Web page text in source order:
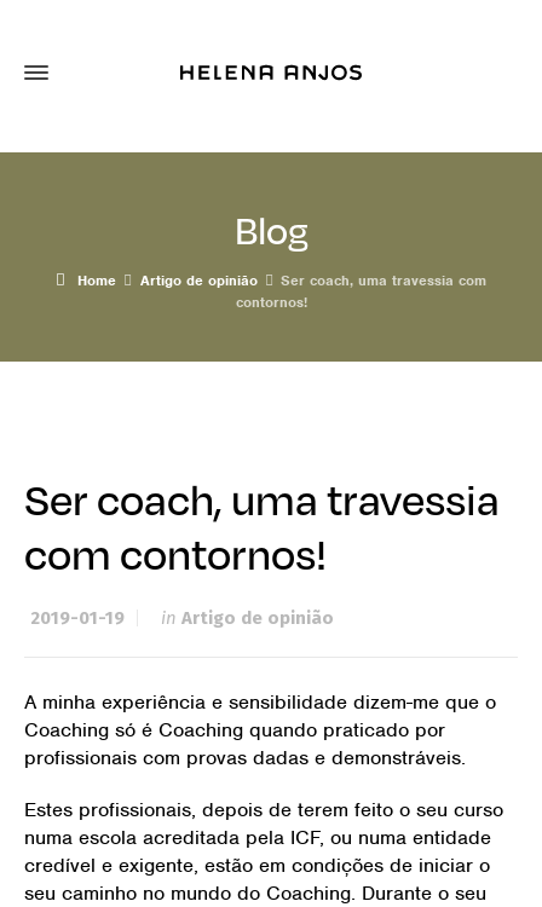
Blog
Home Artigo de opinião
Ser coach, uma travessia com
contornos!
Ser coach, uma travessia
com contornos!
2019-01-19 in Artigo de opinião
A minha experiência e sensibilidade dizem-me que o
Coaching só é Coaching quando praticado por
profissionais com provas dadas e demonstráveis.
Estes profissionais, depois de terem feito o seu curso
numa escola acreditada pela ICF, ou numa entidade
credível e exigente, estão em condições de iniciar o
seu caminho no mundo do Coaching. Durante o seu